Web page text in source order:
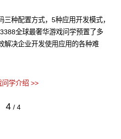
持信创/非信创、多品牌CPU与
，解决大模型算力技术瓶颈，可根
，提高关键核心算力GPU使用效
学介绍 >>
1 / 4